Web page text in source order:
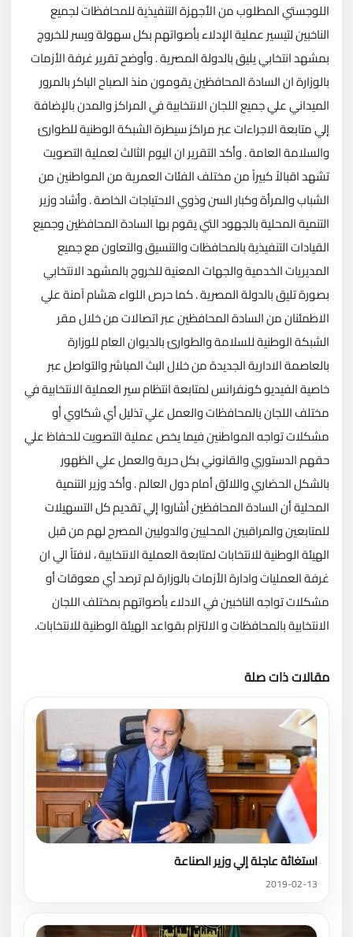
اللوجستي المطلوب من الأجهزة التنفيذية للمحافظات لجميع
الناخبين لتيسير عملية الإدلاء بأصواتهم بكل سهولة ويسر للخروج
بمشهد انتخابي يليق بالدولة المصرية . وأوضح تقرير غرفة الأزمات
بالوزارة ان السادة المحافظين يقومون منذ الصباح الباكر بالمرور
الميداني علي جميع اللجان الانتخابية في المراكز والمدن بالإضافة
إلي متابعة الاجراءات عبر مراكز سيطرة الشبكة الوطنية للطوارئ
والسلامة العامة . وأكد التقرير ان اليوم الثالث لعملية التصويت
تشهد اقبالاً كبيراً من مختلف الفئات العمرية من المواطنين من
الشباب والمرأة وكبار السن وذوي الاحتياجات الخاصة . وأشاد وزير
التنمية المحلية بالجهود التي يقوم بها السادة المحافظين وجميع
القيادات التنفيذية بالمحافظات والتنسيق والتعاون مع جميع
المديريات الخدمية والجهات المعنية للخروج بالمشهد الانتخابي
بصورة تليق بالدولة المصرية . كما حرص اللواء هشام آمنة علي
الاطمئنان من السادة المحافظين عبر اتصالات من خلال مقر
الشبكة الوطنية للسلامة والطوارئ بالديوان العام للوزارة
بالعاصمة الادارية الجديدة من خلال البث المباشر والتواصل عبر
خاصية الفيديو كونفرانس لمتابعة انتظام سير العملية الانتخابية في
مختلف اللجان بالمحافظات والعمل علي تذليل أي شكاوي أو
مشكلات تواجه المواطنين فيما يخص عملية التصويت للحفاظ علي
حقهم الدستوري والقانوني بكل حرية والعمل علي الظهور
بالشكل الحضاري واللائق أمام دول العالم . وأكد وزير التنمية
المحلية أن السادة المحافظين أشاروا إلي تقديم كل التسهيلات
للمتابعين والمراقبين المحليين والدوليين المصرح لهم من قبل
الهيئة الوطنية للانتخابات لمتابعة العملية الانتخابية ، لافتاً الي ان
غرفة العمليات وادارة الأزمات بالوزارة لم ترصد أي معوقات أو
مشكلات تواجه الناخبين في الادلاء بأصواتهم بمختلف اللجان
الانتخابية بالمحافظات و الالتزام بقواعد الهيئة الوطنية للانتخابات.
مقالات ذات صلة
استغاثة عاجلة إلي وزير الصناعة
2019-02-13